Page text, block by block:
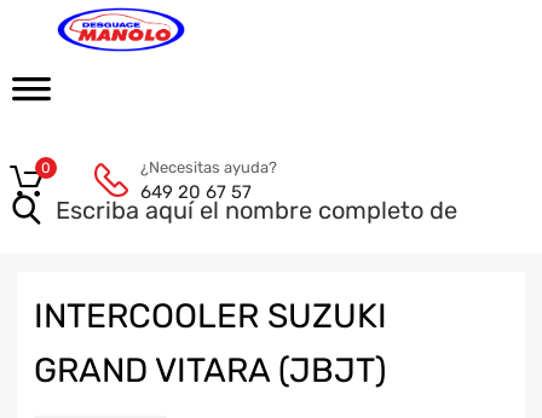
¿Necesitas ayuda?
649 20 67 57
0
INTERCOOLER SUZUKI
GRAND VITARA (JBJT)